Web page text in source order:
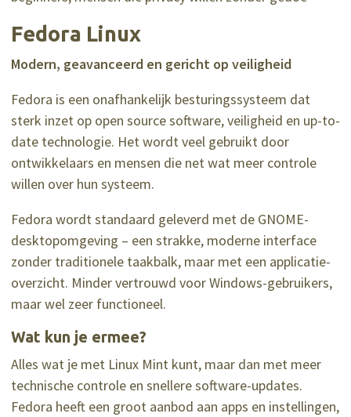
Fedora Linux
Modern, geavanceerd en gericht op veiligheid
Fedora is een onafhankelijk besturingssysteem dat
sterk inzet op open source software, veiligheid en up-to-
date technologie. Het wordt veel gebruikt door
ontwikkelaars en mensen die net wat meer controle
willen over hun systeem.
Fedora wordt standaard geleverd met de GNOME-
desktopomgeving – een strakke, moderne interface
zonder traditionele taakbalk, maar met een applicatie-
overzicht. Minder vertrouwd voor Windows-gebruikers,
maar wel zeer functioneel.
Wat kun je ermee?
Alles wat je met Linux Mint kunt, maar dan met meer
technische controle en snellere software-updates.
Fedora heeft een groot aanbod aan apps en instellingen,